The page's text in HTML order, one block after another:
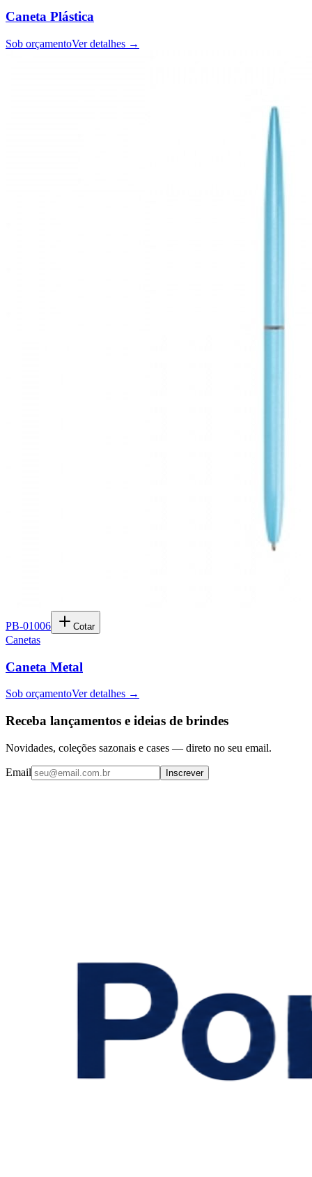
Caneta Plástica
Sob orçamentoVer detalhes →
PB-01006 Cotar
Canetas
Caneta Metal
Sob orçamentoVer detalhes →
Receba lançamentos e ideias de brindes
Novidades, coleções sazonais e cases — direto no seu email.
Email Inscrever